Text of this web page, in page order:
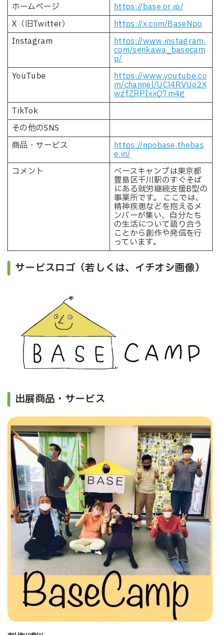
ホームページ
https://base.or.jp/
X（旧Twitter）
https://x.com/BaseNpo
Instagram
https://www.instagram.
com/senkawa_basecam
p/
YouTube
https://www.youtube.co
m/channel/UCl4RVUo2X
wzfZRPIxxQ7m4g
TikTok
その他のSNS
商品・サービス
https://npobase.thebas
e.in/
コメント
ベースキャンプは東京都
豊島区千川駅のすぐそば
にある就労継続支援B型の
事業所です。 ここでは、
精神疾患などを抱えるメ
ンバーが集い、自分たち
の生活について語り合う
ことから創作や発信を行
っています。
サービスロゴ（若しくは、イチオシ画像）
出展商品・サービス